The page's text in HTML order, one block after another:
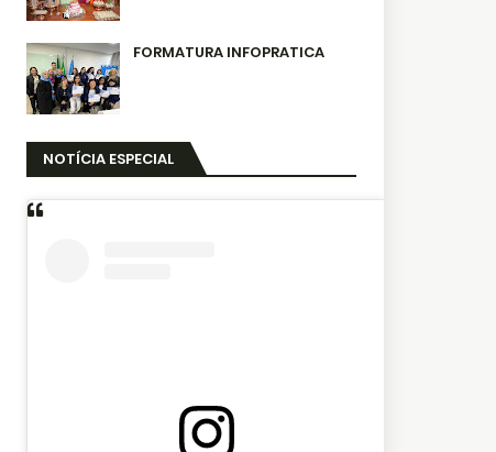
FORMATURA INFOPRATICA
NOTÍCIA ESPECIAL